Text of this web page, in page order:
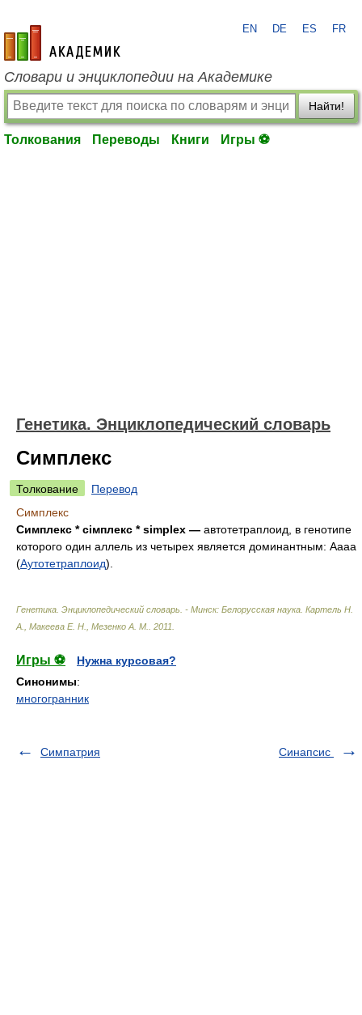
academic.ru
EN DE ES FR
Словари и энциклопедии на Академике
Найти!
Толкования Переводы Книги Игры ⚽
Генетика. Энциклопедический словарь
Симплекс
Толкование
Перевод
Симплекс
Симплекс * сімплекс * simplex — автотетраплоид, в генотипе
которого один аллель из четырех является доминантным: Аааа
(Аутотетраплоид).
Генетика. Энциклопедический словарь. - Минск: Белорусская наука Картель Н.
А., Макеева Е. Н., Мезенко А. М.
2011
Игры ⚽
Нужна курсовая?
Синонимы:
многогранник
Симпатрия Cинапсис